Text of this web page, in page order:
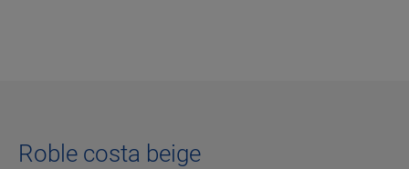
Roble costa beige